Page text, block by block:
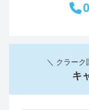
＼ クラーク
キ